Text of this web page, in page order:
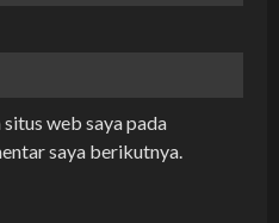
situs web saya pada
saya berikutnya.